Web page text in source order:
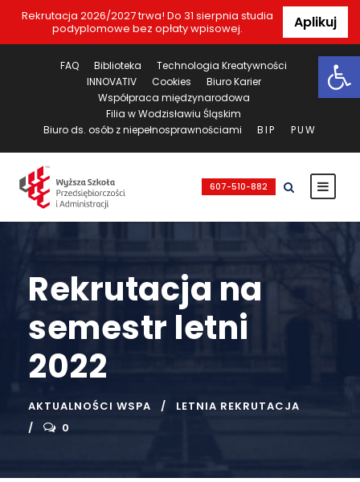
Rekrutacja 2026/2027 trwa! Do 31 sierpnia studia
podyplomowe bez opłaty wpisowej.
Aplikuj
FAQ Biblioteka
Technologia Kreatywności
INNOVATIV
Cookies
Biuro Karier
Współpraca międzynarodowa
Filia w Wodzisławiu Śląskim
Biuro ds. osób z niepełnosprawnościami
BIP PUW
607-510-882
Rekrutacja na
semestr letni
2022
AKTUALNOŚCI WSPA
LETNIA REKRUTACJA
0